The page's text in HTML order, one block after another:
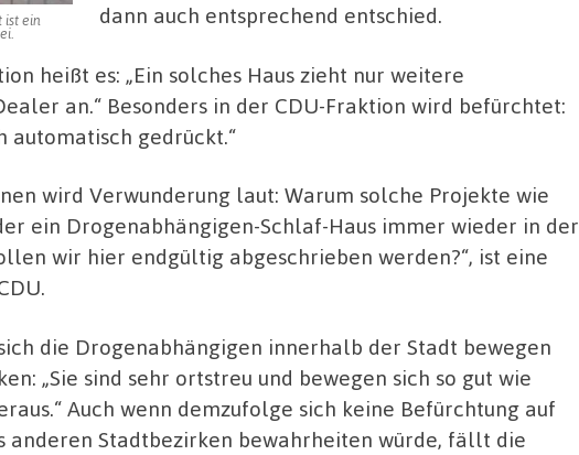
ist ein
dann auch entsprechend entschied.
heißt es: „Ein solches Haus zieht nur weitere
an.“ Besonders in der CDU-Fraktion wird befürchtet:
automatisch gedrückt.“
wird Verwunderung laut: Warum solche Projekte wie
ein Drogenabhängigen-Schlaf-Haus immer wieder in der
wir hier endgültig abgeschrieben werden?“, ist eine
die Drogenabhängigen innerhalb der Stadt bewegen
„Sie sind sehr ortstreu und bewegen sich so gut wie
Auch wenn demzufolge sich keine Befürchtung auf
anderen Stadtbezirken bewahrheiten würde, fällt die